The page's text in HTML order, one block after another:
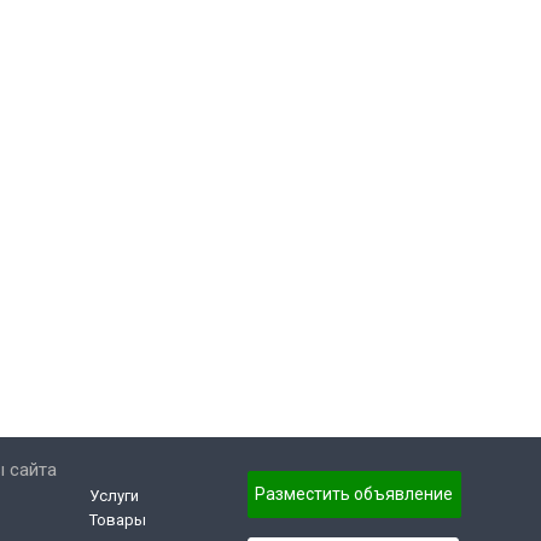
сайта
Услуги
Товары
Разместить объявление